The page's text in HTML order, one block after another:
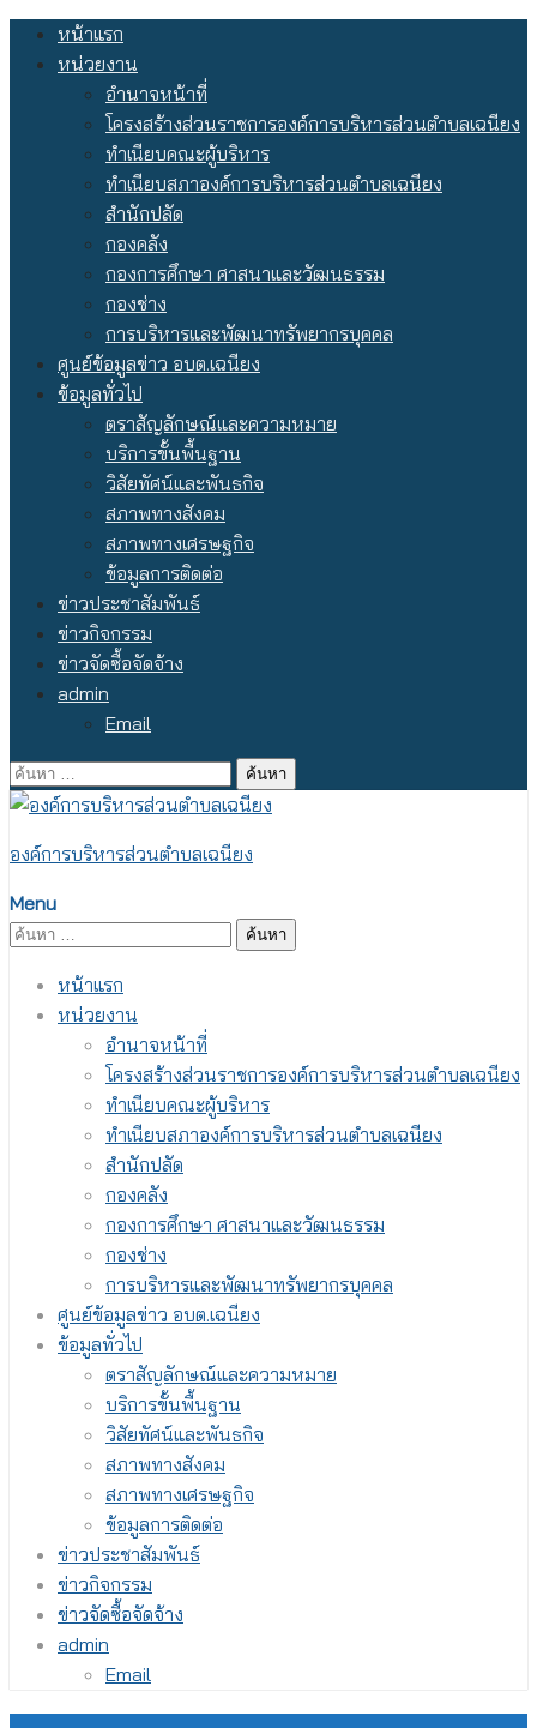
Skip หน้าแรก
หน่วยงาน
อำนาจหน้าที่
โครงสร้างส่วนราชการองค์การบริหารส่วนตำบลเฉนียง
ทำเนียบคณะผู้บริหาร
ทำเนียบสภาองค์การบริหารส่วนตำบลเฉนียง
สำนักปลัด
กองคลัง
กองการศึกษา ศาสนาและวัฒนธรรม
กองช่าง
การบริหารและพัฒนาทรัพยากรบุคคล
ศูนย์ข้อมูลข่าว อบต.เฉนียง
ข้อมูลทั่วไป
ตราสัญลักษณ์และความหมาย
บริการขั้นพื้นฐาน
วิสัยทัศน์และพันธกิจ
สภาพทางสังคม
สภาพทางเศรษฐกิจ
ข้อมูลการติดต่อ
ข่าวประชาสัมพันธ์
ข่าวกิจกรรม
ข่าวจัดซื้อจัดจ้าง
admin
Email
ค้นหา
สำหรับ:
องค์การบริหารส่วนตำบลเฉนียง
Menu
ค้นหา
หน้าแรก
หน่วยงาน
อำนาจหน้าที่
โครงสร้างส่วนราชการองค์การบริหารส่วนตำบลเฉนียง
ทำเนียบคณะผู้บริหาร
ทำเนียบสภาองค์การบริหารส่วนตำบลเฉนียง
สำนักปลัด
กองคลัง
กองการศึกษา ศาสนาและวัฒนธรรม
กองช่าง
การบริหารและพัฒนาทรัพยากรบุคคล
ศูนย์ข้อมูลข่าว อบต.เฉนียง
ข้อมูลทั่วไป
ตราสัญลักษณ์และความหมาย
บริการขั้นพื้นฐาน
วิสัยทัศน์และพันธกิจ
สภาพทางสังคม
สภาพทางเศรษฐกิจ
ข้อมูลการติดต่อ
ข่าวประชาสัมพันธ์
ข่าวกิจกรรม
ข่าวจัดซื้อจัดจ้าง
admin
Email